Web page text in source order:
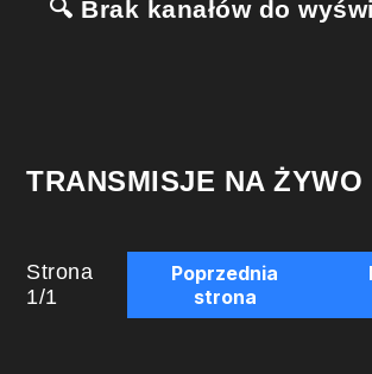
🔍 Brak kanałów do
TRANSMISJE NA ŻYWO
Strona
1/1
Poprzednia
strona